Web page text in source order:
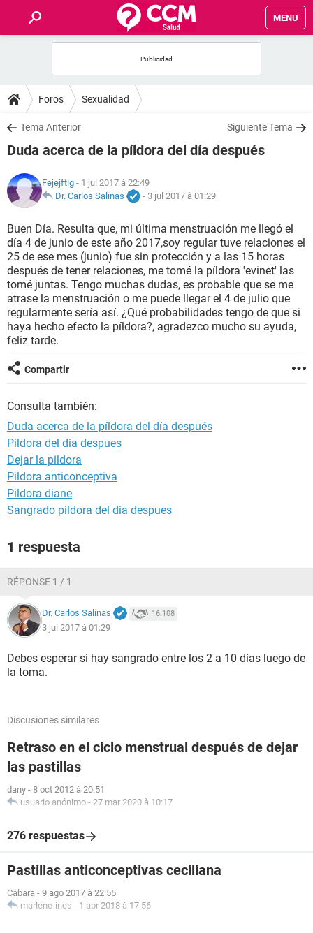
MENU
FORUMS
SALUD
NUTRICIÓN
BIENESTAR
SEXUALIDAD
GLOSARIO
Foros Sexualidad
Tema Anterior Siguiente Tema
Duda acerca de la píldora del día después
Fejejftlg - 1 jul 2017 à 22:49
Dr. Carlos Salinas
- 3 jul 2017 à 01:29
Buen Día. Resulta que, mi última menstruación me llegó el
día 4 de junio de este año 2017,soy regular tuve relaciones el
25 de ese mes (junio) fue sin protección y a las 15 horas
después de tener relaciones, me tomé la píldora 'evinet' las
tomé juntas. Tengo muchas dudas, es probable que se me
atrase la menstruación o me puede llegar el 4 de julio que
regularmente sería así. ¿Qué probabilidades tengo de que si
haya hecho efecto la píldora?, agradezco mucho su ayuda,
feliz tarde.
Compartir
Consulta también:
Duda acerca de la píldora del día después
Pildora del dia despues
Dejar la pildora
Pildora anticonceptiva
Pildora diane
Sangrado pildora del dia despues
1 respuesta
RÉPONSE 1 / 1
Dr. Carlos Salinas 16.108
3 jul 2017 à 01:29
Debes esperar si hay sangrado entre los 2 a 10 días luego de
la toma.
Discusiones similares
Retraso en el ciclo menstrual después de dejar
las pastillas
dany - 8 oct 2012 à 20:51
usuario anónimo - 27 mar 2020 à 10:17
276 respuestas
Pastillas anticonceptivas ceciliana
Cabara - 9 ago 2017 à 22:55
marlene-ines - 1 abr 2018 à 17:56